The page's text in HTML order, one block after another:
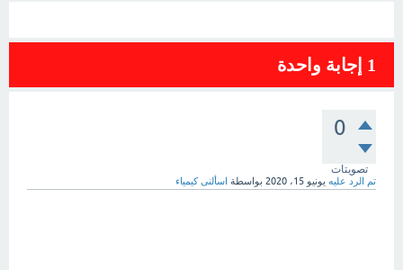
1 إجابة واحدة
0
تصويتات
تم الرد عليه يونيو 15، 2020 بواسطة اسألنى كيمياء